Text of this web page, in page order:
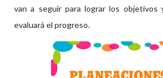
van a seguir para lograr los objetivos
evaluará el progreso.